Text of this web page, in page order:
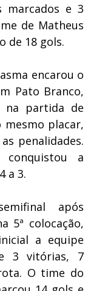
marcados e 3
de Matheus
de 18 gols.
encarou o
Pato Branco,
na partida de
mesmo placar,
penalidades.
a
a 3.
após
5ª colocação,
a equipe
3 vitórias, 7
O time do